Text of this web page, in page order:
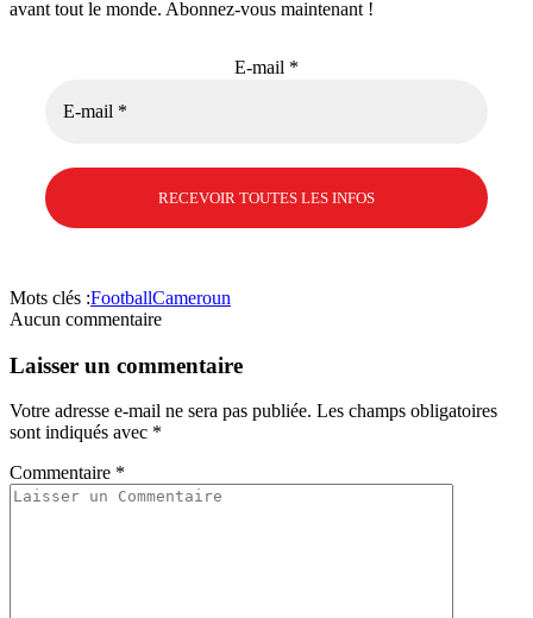
avant tout le monde. Abonnez-vous maintenant !
E-mail *
Mots clés :FootballCameroun
Aucun commentaire
Laisser un commentaire
Votre adresse e-mail ne sera pas publiée. Les champs obligatoires
sont indiqués avec *
Commentaire *